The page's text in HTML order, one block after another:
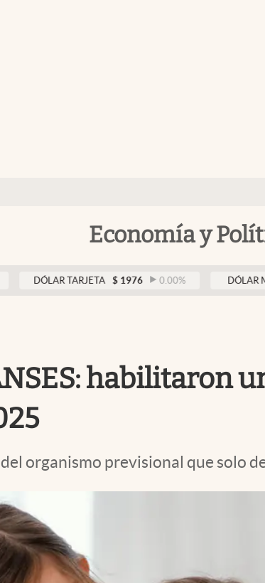
Economía y
DÓLAR TARJETA $ 1976 0.00% DÓLAR MEP $
habilitaron
organismo previsional que solo